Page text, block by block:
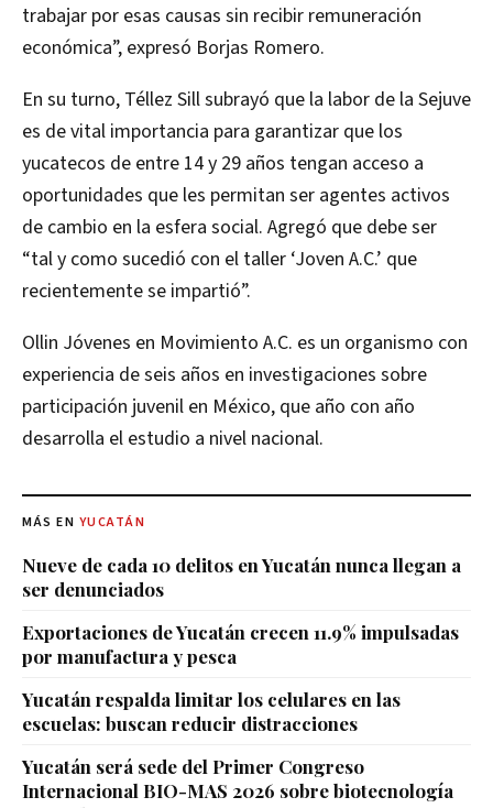
trabajar por esas causas sin recibir remuneración
económica”, expresó Borjas Romero.
En su turno, Téllez Sill subrayó que la labor de la Sejuve
es de vital importancia para garantizar que los
yucatecos de entre 14 y 29 años tengan acceso a
oportunidades que les permitan ser agentes activos
de cambio en la esfera social. Agregó que debe ser
“tal y como sucedió con el taller ‘Joven A.C.’ que
recientemente se impartió”.
Ollin Jóvenes en Movimiento A.C. es un organismo con
experiencia de seis años en investigaciones sobre
participación juvenil en México, que año con año
desarrolla el estudio a nivel nacional.
MÁS EN YUCATÁN
Nueve de cada 10 delitos en Yucatán nunca llegan a
ser denunciados
Exportaciones de Yucatán crecen 11.9% impulsadas
por manufactura y pesca
Yucatán respalda limitar los celulares en las
escuelas: buscan reducir distracciones
Yucatán será sede del Primer Congreso
Internacional BIO-MAS 2026 sobre biotecnología